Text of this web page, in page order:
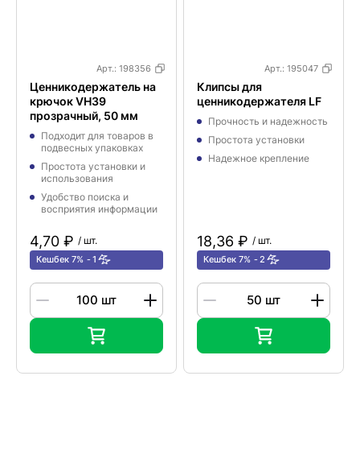
Арт.: 198356
Ценникодержатель на
крючок VH39
прозрачный, 50 мм
Подходит для товаров в
подвесных упаковках
Простота установки и
использования
Удобство поиска и
восприятия информации
4,70 ₽ / шт.
Кешбек 7% 1
Арт.: 195047
Клипсы для
ценникодержателя LF
Прочность и надежность
Простота установки
Надежное крепление
18,36 ₽ / шт.
Кешбек 7% 2